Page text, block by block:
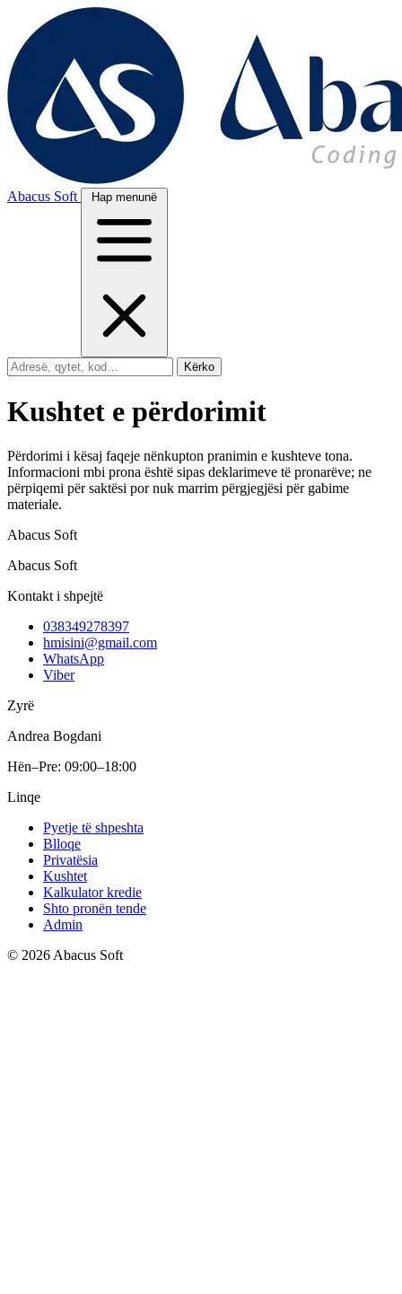
Abacus Soft Hap menunë
Kërko
Kushtet e përdorimit
Përdorimi i kësaj faqeje nënkupton pranimin e kushteve tona.
Informacioni mbi prona është sipas deklarimeve të pronarëve; ne
përpiqemi për saktësi por nuk marrim përgjegjësi për gabime
materiale.
Abacus Soft
Abacus Soft
Kontakt i shpejtë
038349278397
hmisini@gmail.com
WhatsApp
Viber
Zyrë
Andrea Bogdani
Hën–Pre: 09:00–18:00
Linqe
Pyetje të shpeshta
Blloqe
Privatësia
Kushtet
Kalkulator kredie
Shto pronën tende
Admin
© 2026 Abacus Soft